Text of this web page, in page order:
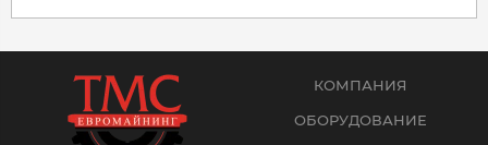
КОМПАНИЯ
ОБОРУДОВАНИЕ